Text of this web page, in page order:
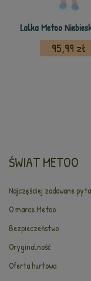
Lalka Metoo
95,99 zł
ŚWIAT METOO
Najczęściej zadawane
O marce Metoo
Bezpieczeństwo
Oryginalność
Oferta hurtowa